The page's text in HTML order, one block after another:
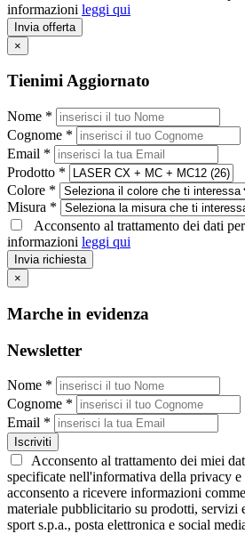
informazioni leggi qui
Invia offerta
×
Tienimi Aggiornato
Nome *
Cognome *
Email *
Prodotto *
Colore *
Misura *
Acconsento al trattamento dei dati
informazioni leggi qui
Invia richiesta
×
Marche in evidenza
Newsletter
Nome *
Cognome *
Email *
Iscriviti
Acconsento al trattamento dei miei
specificate nell'informativa della privacy e
acconsento a ricevere informazioni
materiale pubblicitario su prodotti, servizi
sport s.p.a., posta elettronica e social